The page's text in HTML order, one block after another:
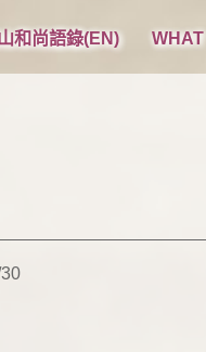
和尚語錄(EN) WHAT